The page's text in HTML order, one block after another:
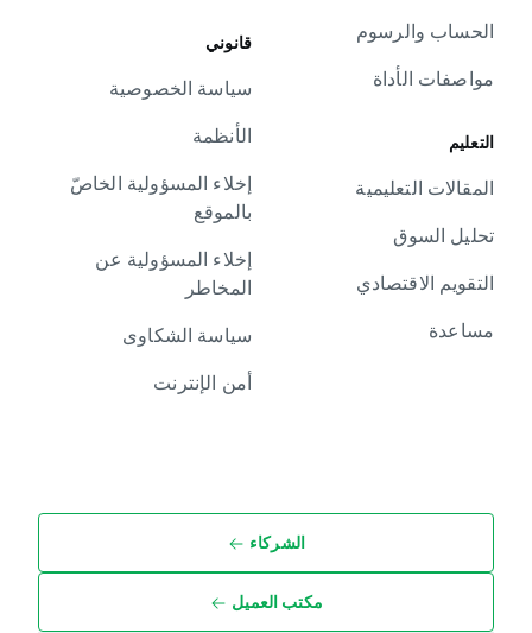
الحساب والرسوم
مواصفات الأداة
التعليم
المقالات التعليمية
تحليل السوق
التقويم الاقتصادي
مساعدة
قانوني
سياسة الخصوصية
الأنظمة
إخلاء المسؤولية الخاصّ
بالموقع
إخلاء المسؤولية عن
المخاطر
سياسة الشكاوى
أمن الإنترنت
الشركاء
مكتب العميل